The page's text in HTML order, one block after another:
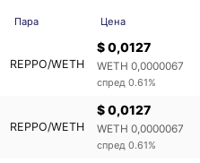
Пара Цена
REPPO/WETH
$ 0,0127
WETH 0,0000067
спред 0.61%
REPPO/WETH
$ 0,0127
WETH 0,0000067
спред 0.61%